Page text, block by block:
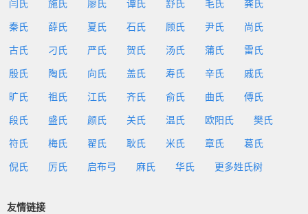
闫氏 施氏 廖氏 谭氏 舒氏 毛氏 龚氏
秦氏 薛氏 夏氏 石氏 顾氏 尹氏 尚氏
古氏 刁氏 严氏 贺氏 汤氏 蒲氏 雷氏
殷氏 陶氏 向氏 盖氏 寿氏 辛氏 戚氏
旷氏 祖氏 江氏 齐氏 俞氏 曲氏 傅氏
段氏 盛氏 颜氏 关氏 温氏 欧阳氏 樊氏
符氏 梅氏 翟氏 耿氏 米氏 章氏 葛氏
倪氏 厉氏 启布弓 麻氏 华氏 更多姓氏树
友情链接